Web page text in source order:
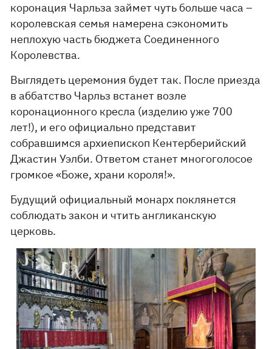
коронация Чарльза займет чуть больше часа –
королевская семья намерена сэкономить
неплохую часть бюджета Соединенного
Королевства.
Выглядеть церемония будет так. После приезда
в аббатство Чарльз встанет возле
коронационного кресла (изделию уже 700
лет!), и его официально представит
собравшимся архиепископ Кентерберийский
Джастин Уэлби. Ответом станет многоголосое
громкое «Боже, храни короля!».
Будущий официальный монарх поклянется
соблюдать закон и чтить англиканскую
церковь.